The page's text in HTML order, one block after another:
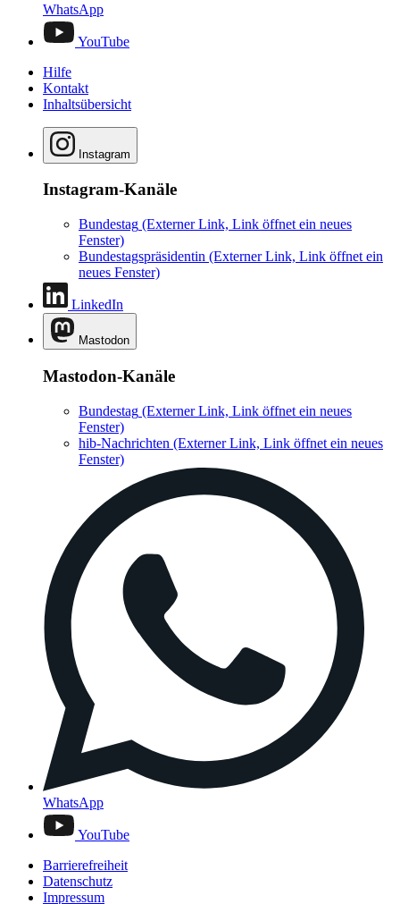
WhatsApp
YouTube
Hilfe
Kontakt
Inhaltsübersicht
Instagram
Instagram-Kanäle
Bundestag (Externer Link, Link öffnet ein neues
Fenster)
Bundestagspräsidentin (Externer Link, Link öffnet ein
neues Fenster)
LinkedIn
Mastodon
Mastodon-Kanäle
Bundestag (Externer Link, Link öffnet ein neues
Fenster)
hib-Nachrichten (Externer Link, Link öffnet ein neues
Fenster)
WhatsApp
YouTube
Barrierefreiheit
Datenschutz
Impressum